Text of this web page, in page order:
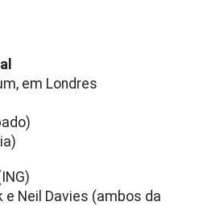
em Londres
e Neil Davies (ambos da